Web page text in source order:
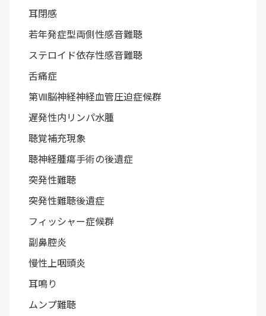
耳閉感
若年発症型両側性感音難聴
ステロイド依存性感音難聴
舌痛症
第Ⅷ脳神経神経血管圧迫症候群
遅発性内リンパ水腫
聴覚補充現象
聴神経腫瘍手術の後遺症
突発性難聴
突発性難聴後遺症
フィッシャー症候群
副鼻腔炎
慢性上咽頭炎
耳鳴り
ムンプ難聴